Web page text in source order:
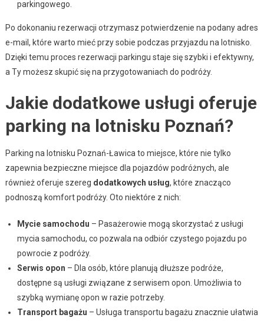
parkingowego.
Po dokonaniu rezerwacji otrzymasz potwierdzenie na podany adres
e-mail, które warto mieć przy sobie podczas przyjazdu na lotnisko.
Dzięki temu proces rezerwacji parkingu staje się szybki i efektywny,
a Ty możesz skupić się na przygotowaniach do podróży.
Jakie dodatkowe usługi oferuje
parking na lotnisku Poznań?
Parking na lotnisku Poznań-Ławica to miejsce, które nie tylko
zapewnia bezpieczne miejsce dla pojazdów podróżnych, ale
również oferuje szereg dodatkowych usług, które znacząco
podnoszą komfort podróży. Oto niektóre z nich:
Mycie samochodu – Pasażerowie mogą skorzystać z usługi
mycia samochodu, co pozwala na odbiór czystego pojazdu po
powrocie z podróży.
Serwis opon – Dla osób, które planują dłuższe podróże,
dostępne są usługi związane z serwisem opon. Umożliwia to
szybką wymianę opon w razie potrzeby.
Transport bagażu – Usługa transportu bagażu znacznie ułatwia